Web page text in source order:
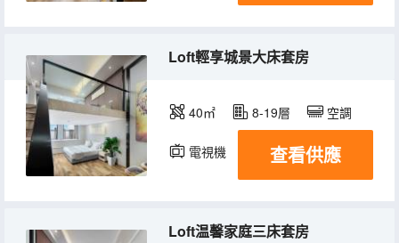
Loft輕享城景大床套房
40㎡ 8-19層 空調
電視機 查看供應
Loft温馨家庭三床套房